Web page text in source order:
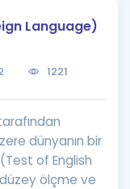
Language)
1221
dünyanın bir
of English
ölçme ve